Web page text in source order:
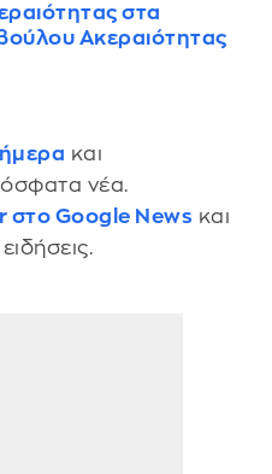
στα
Ακεραιότητας
και
νέα.
στο Google News και